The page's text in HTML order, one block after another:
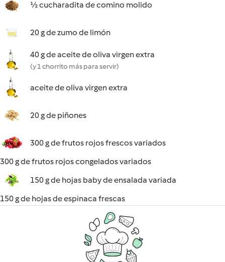
½ cucharadita de comino molido
20 g de zumo de limón
40 g de aceite de oliva virgen extra
(y 1 chorrito más para servir)
aceite de oliva virgen extra
20 g de piñones
300 g de frutos rojos frescos variados
300 g de frutos rojos congelados variados
150 g de hojas baby de ensalada variada
150 g de hojas de espinaca frescas